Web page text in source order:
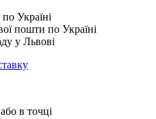
Україні
пошти по Україні
у Львові
в точці